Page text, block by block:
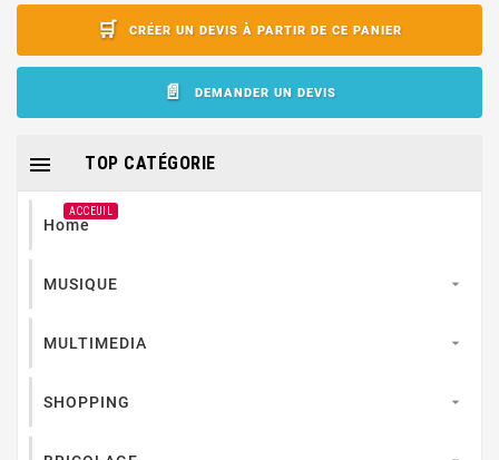
CRÉER UN DEVIS À PARTIR DE CE PANIER
DEMANDER UN DEVIS
TOP CATÉGORIE

Home
ACCEUIL
MUSIQUE 
MULTIMEDIA 
SHOPPING 